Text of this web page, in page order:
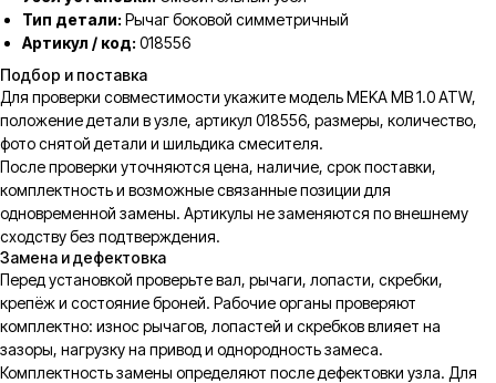
Тип детали: Рычаг боковой симметричный
Артикул / код: 018556
Подбор и поставка
Для проверки совместимости укажите модель MEKA MB 1.0 ATW,
положение детали в узле, артикул 018556, размеры, количество,
фото снятой детали и шильдика смесителя.
После проверки уточняются цена, наличие, срок поставки,
комплектность и возможные связанные позиции для
одновременной замены. Артикулы не заменяются по внешнему
сходству без подтверждения.
Замена и дефектовка
Перед установкой проверьте вал, рычаги, лопасти, скребки,
крепёж и состояние броней. Рабочие органы проверяют
комплектно: износ рычагов, лопастей и скребков влияет на
зазоры, нагрузку на привод и однородность замеса.
Комплектность замены определяют после дефектовки узла. Для